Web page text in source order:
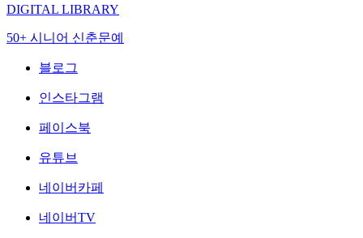
DIGITAL LIBRARY
50+ 시니어 신춘문예
블로그
인스타그램
페이스북
유튜브
네이버카페
네이버TV